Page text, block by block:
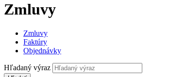
Zmluvy
Zmluvy
Faktúry
Objednávky
Hľadaný výraz